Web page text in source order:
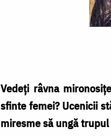
Vedeţi râvna
sfinte femei? Ucenicii
miresme să ungă